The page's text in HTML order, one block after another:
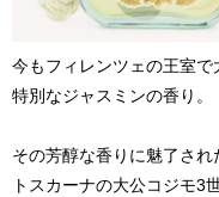
今もフィレンツェの王室
特別なジャスミンの香り。
その芳醇な香りに魅了され
トスカーナの大公コジモ3